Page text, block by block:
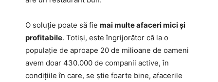
O soluție poate să fie mai multe afaceri mici și
profitabile. Totiși, este îngrijorător că la o
populație de aproape 20 de milioane de oameni
avem doar 430.000 de companii active, în
condițiile în care, se știe foarte bine, afacerile